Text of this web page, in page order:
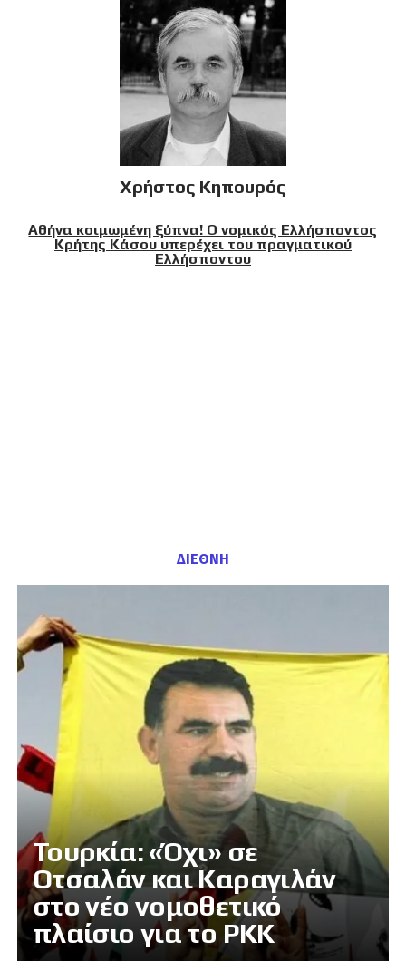
Χρήστος Κηπουρός
Αθήνα κοιμωμένη ξύπνα! Ο νομικός Ελλήσποντος
Κρήτης Κάσου υπερέχει του πραγματικού
Ελλήσποντου
ΔΙΕΘΝΗ
Τουρκία: «Όχι» σε
Οτσαλάν και Καραγιλάν
στο νέο νομοθετικό
πλαίσιο για το PKK